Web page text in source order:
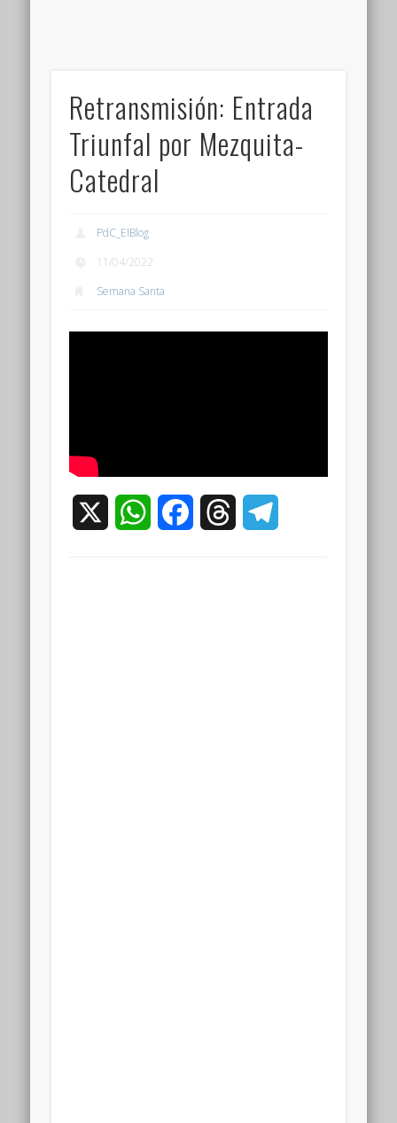
Retransmisión: Entrada
Triunfal por Mezquita-
Catedral
PdC_ElBlog
11/04/2022
Semana Santa
WhatsAppFacebookThreads